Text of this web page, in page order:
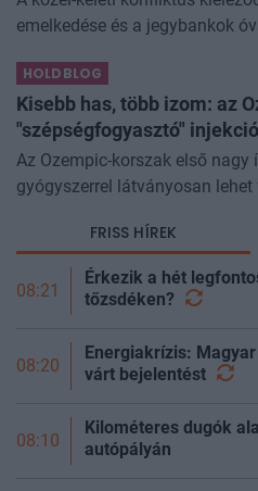
emelkedése és a jegybankok
miközben a jelentő
HOLDBLOG
Kisebb has, több izom: az
"szépségfogyasztó" injekció
Az Ozempic-korszak első nagy
gyógyszerrel látványosan
Kísérleti géncsendesítő
FRISS HÍREK
08:21
Érkezik a hét
tőzsdéken?
08:20
Energiakrízis:
várt bejelentést
08:10
Kilométeres dugók
autópályán